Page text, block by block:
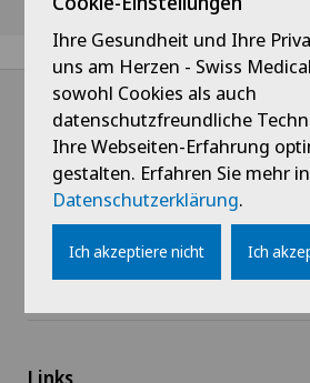
@Immer das Neueste erfahren
Ihre Gesundheit und Ihre
uns am Herzen - Swiss
sowohl Cookies als auch
datenschutzfreundliche
Ihre Webseiten-Erfahrung
gestalten. Erfahren Sie mehr
Datenschutzerklärung.
Ich akzeptiere nicht Ich